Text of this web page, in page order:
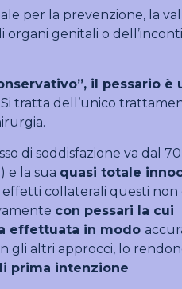
per la prevenzione, la
genitali o
il pessario è
Si tratta dell’unico
di soddisfazione va dal
e la sua quasi totale
effetti collaterali questi non
con pessari la cui
effettuata in modo
gli altri approcci, lo
prima intenzione